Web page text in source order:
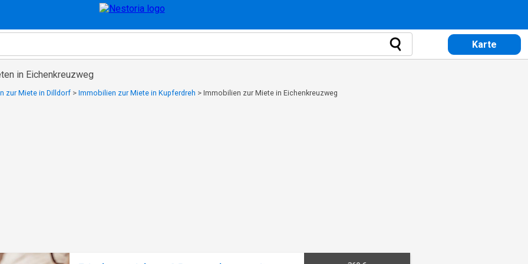
Karte
in Eichenkreuzweg
zur Miete in Dilldorf > Immobilien zur Miete in Kupferdreh > Immobilien zur Miete in Eichenkreuzweg